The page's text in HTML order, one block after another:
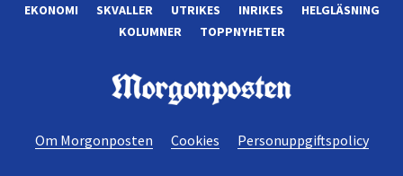
EKONOMI SKVALLER UTRIKES INRIKES
HELGLÄSNING
KOLUMNER
TOPPNYHETER
Om Morgonposten Cookies Personuppgiftspolicy